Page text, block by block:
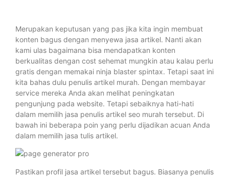
Merupakan keputusan yang pas jika kita ingin membuat
konten bagus dengan menyewa jasa artikel. Nanti akan
kami ulas bagaimana bisa mendapatkan konten
berkualitas dengan cost sehemat mungkin atau kalau perlu
gratis dengan memakai ninja blaster spintax. Tetapi saat ini
kita bahas dulu penulis artikel murah. Dengan membayar
service mereka Anda akan melihat peningkatan
pengunjung pada website. Tetapi sebaiknya hati-hati
dalam memilih jasa penulis artikel seo murah tersebut. Di
bawah ini beberapa poin yang perlu dijadikan acuan Anda
dalam memilih jasa tulis artikel.
Pastikan profil jasa artikel tersebut bagus. Biasanya penulis